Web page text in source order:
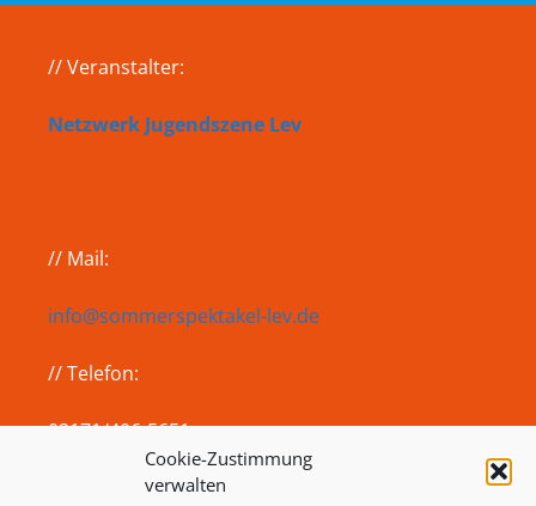
Cookie-Zustimmung
verwalten
// Veranstalter:
Netzwerk Jugendszene Lev
// Mail:
info@sommerspektakel-lev.de
// Telefon:
02171/406-5651